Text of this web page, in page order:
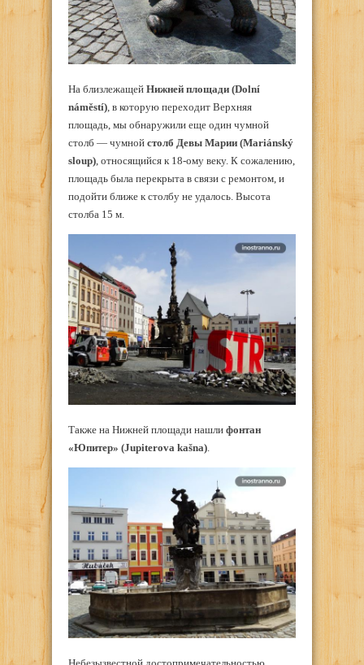
На близлежащей Нижней площади (Dolní
náměstí) , в которую переходит Верхняя
площадь, мы обнаружили еще один чумной
столб — чумной столб Девы Марии (Mariánský
sloup) , относящийся к 18-ому веку. К сожалению,
площадь была перекрыта в связи с ремонтом, и
подойти ближе к столбу не удалось. Высота
столба 15 м.
Также на Нижней площади нашли фонтан
«Юпитер» (Jupiterova kašna)